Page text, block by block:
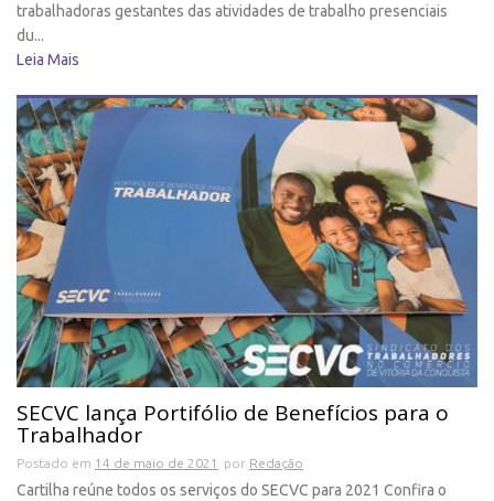
trabalhadoras gestantes das atividades de trabalho presenciais
du...
Leia Mais
SECVC lança Portifólio de Benefícios para o
Trabalhador
Postado em 14 de maio de 2021 por Redação
Cartilha reúne todos os serviços do SECVC para 2021 Confira o